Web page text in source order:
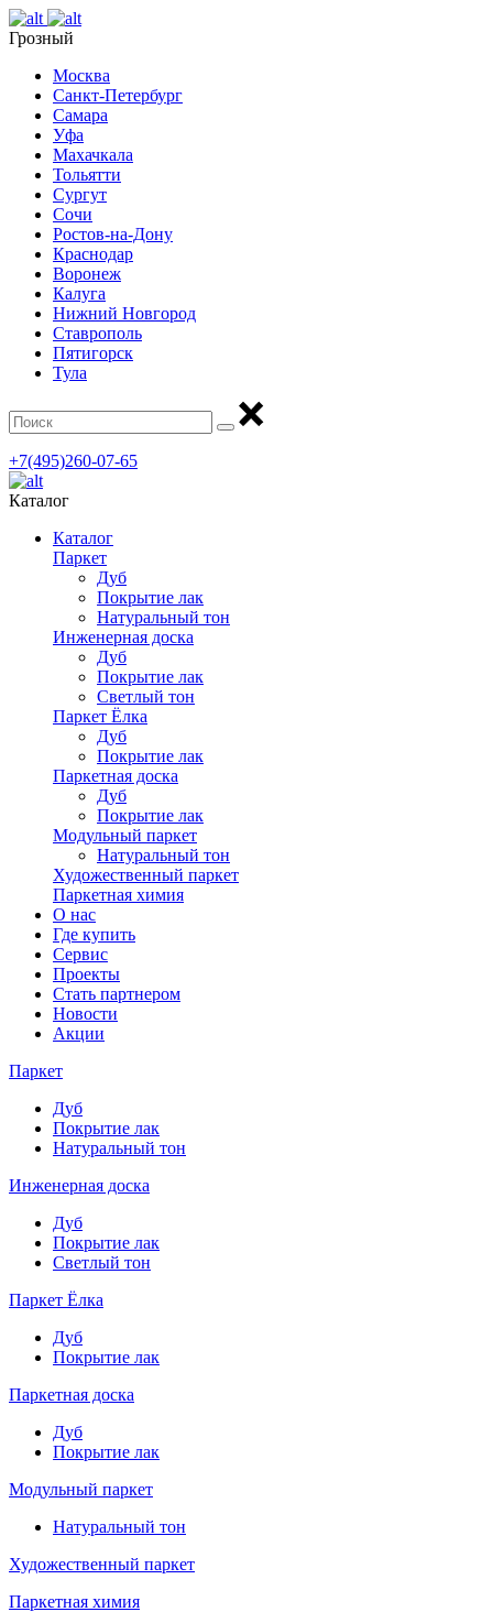
Грозный
Москва
Санкт-Петербург
Самара
Уфа
Махачкала
Тольятти
Сургут
Сочи
Ростов-на-Дону
Краснодар
Воронеж
Калуга
Нижний Новгород
Ставрополь
Пятигорск
Тула
+7(495)260-07-65
Каталог
Каталог
Паркет
Дуб
Покрытие лак
Натуральный тон
Инженерная доска
Дуб
Покрытие лак
Светлый тон
Паркет Ёлка
Дуб
Покрытие лак
Паркетная доска
Дуб
Покрытие лак
Модульный паркет
Натуральный тон
Художественный паркет
Паркетная химия
О нас
Где купить
Сервис
Проекты
Стать партнером
Новости
Акции
Паркет
Дуб
Покрытие лак
Натуральный тон
Инженерная доска
Дуб
Покрытие лак
Светлый тон
Паркет Ёлка
Дуб
Покрытие лак
Паркетная доска
Дуб
Покрытие лак
Модульный паркет
Натуральный тон
Художественный паркет
Паркетная химия